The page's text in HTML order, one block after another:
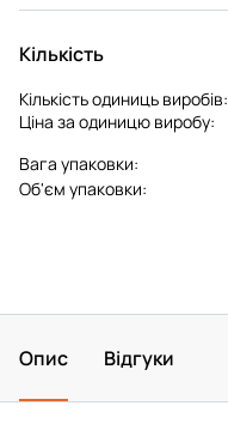
Кількість
Кількість одиниць виробів:
Ціна за одиницю виробу:
Вага упаковки:
Об'єм упаковки:
Опис Відгуки